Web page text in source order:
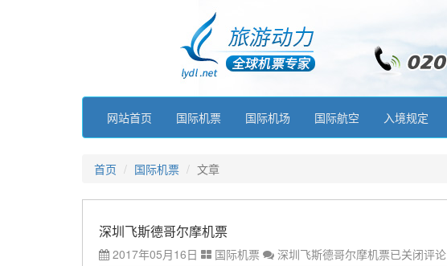
网站首页 国际机票 国际机场 国际航空 入境规定
首页 国际机票 文章
深圳飞斯德哥尔摩机票
2017年05月16日 国际机票 深圳飞斯德哥尔摩机票已关闭评论